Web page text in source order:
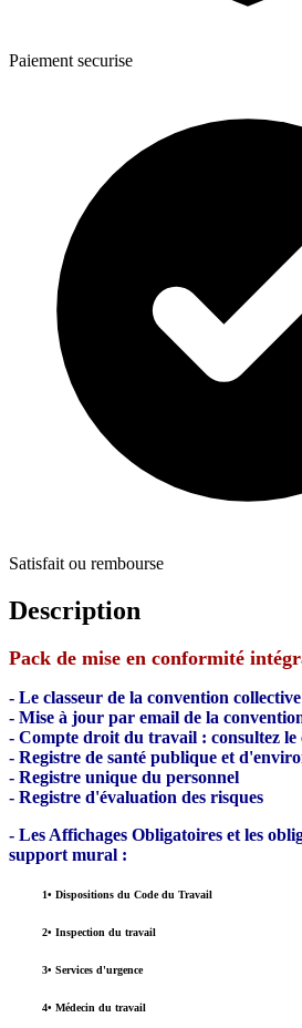
Paiement securise
Satisfait ou rembourse
Description
Pack de mise en conformité
- Le classeur de la convention collective
- Mise à jour par email de la
- Compte droit du travail : consultez le
- Registre de santé publique et
- Registre unique du personnel
- Registre d'évaluation des risques
- Les Affichages Obligatoires et les
support mural :
1• Dispositions du Code du Travail
2• Inspection du travail
3• Services d'urgence
4• Médecin du travail